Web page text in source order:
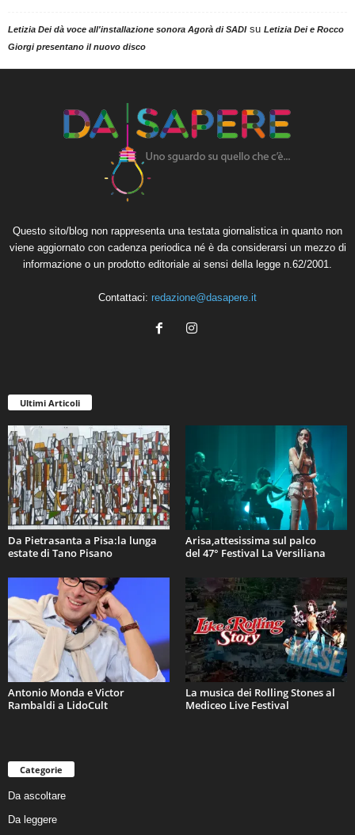
Letizia Dei dà voce all'installazione sonora Agorà di SADIsu Letizia Dei e Rocco
Giorgi presentano il nuovo disco
Questo sito/blog non rappresenta una testata giornalistica in quanto non
viene aggiornato con cadenza periodica né è da considerarsi un mezzo di
informazione o un prodotto editoriale ai sensi della legge n.62/2001.
Contattaci: redazione@dasapere.it
Ultimi Articoli
Da Pietrasanta a Pisa:la lunga
estate di Tano Pisano
Arisa,attesissima sul palco
del 47° Festival La Versiliana
Antonio Monda e Victor
Rambaldi a LidoCult
La musica dei Rolling Stones al
Mediceo Live Festival
Categorie
Da ascoltare
Da leggere